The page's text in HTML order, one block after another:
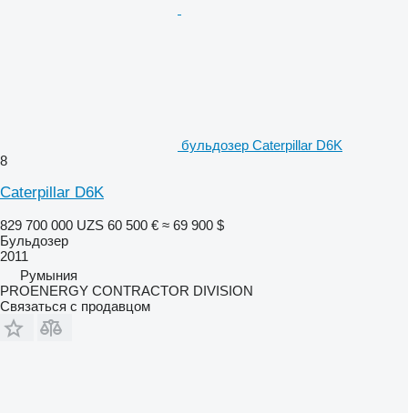
бульдозер Caterpillar D6K
8
Caterpillar D6K
829 700 000 UZS 60 500 € ≈ 69 900 $
Бульдозер
2011
Румыния
PROENERGY CONTRACTOR DIVISION
Связаться с продавцом